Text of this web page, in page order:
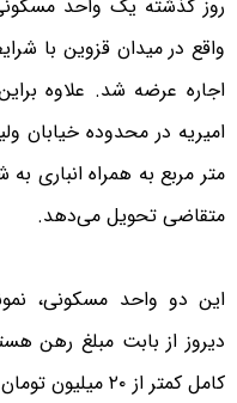
اجاره عرضه شد. علاوه
متقاضی تحویل می‌دهد.
این دو واحد مسکونی،
دیروز از بابت مبلغ رهن
کامل کمتر از ۲۰